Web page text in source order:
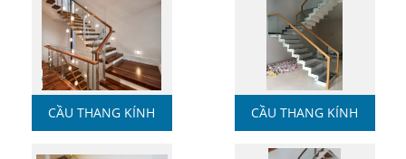
CẦU THANG KÍNH CẦU THANG KÍNH
CƯỜNG ...